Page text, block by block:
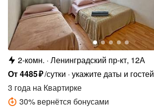
2-комн. Ленинградский пр-кт, 12А
От4485₽/сутки укажите даты и гостей
3 года на Квартирке
30% вернётся бонусами